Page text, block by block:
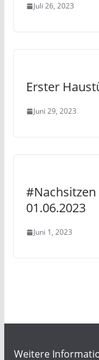
Juli 26, 2023
Erster
Juni 29, 2023
01.06.2023
Juni 1, 2023
Weitere